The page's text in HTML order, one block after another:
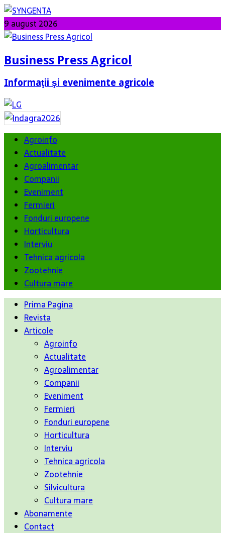
9 august 2026
Business Press Agricol
Informaţii şi evenimente agricole
Agroinfo
Actualitate
Agroalimentar
Companii
Eveniment
Fermieri
Fonduri europene
Horticultura
Interviu
Tehnica agricola
Zootehnie
Cultura mare
Prima Pagina
Revista
Articole
Agroinfo
Actualitate
Agroalimentar
Companii
Eveniment
Fermieri
Fonduri europene
Horticultura
Interviu
Tehnica agricola
Zootehnie
Silvicultura
Cultura mare
Abonamente
Contact